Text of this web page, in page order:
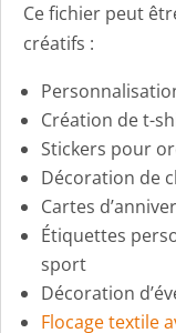
Ce fichier peut
créatifs :
Création de t-
Stickers pour
Décoration de
Cartes
Étiquettes
sport
Décoration
Flocage textile